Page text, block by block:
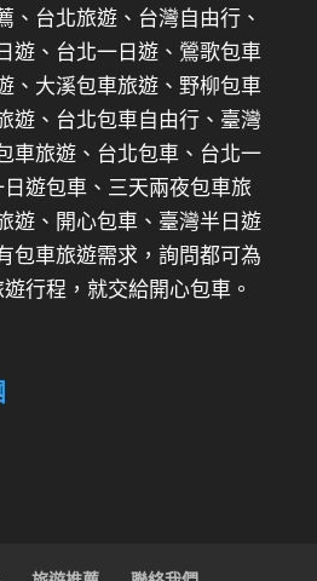
、台北旅遊、台灣自由行、
遊、台北一日遊、鶯歌包車
、大溪包車旅遊、野柳包車
遊、台北包車自由行、臺灣
車旅遊、台北包車、台北一
遊包車、三天兩夜包車旅
遊、開心包車、臺灣半日遊
包車旅遊需求，詢問都可為
行程，就交給開心包車。